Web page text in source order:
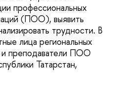
профессиональных
(ПОО), выявить
трудности. В
лица региональных
и преподаватели ПОО
Татарстан,